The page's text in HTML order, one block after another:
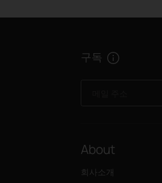
구독
About
회사소개